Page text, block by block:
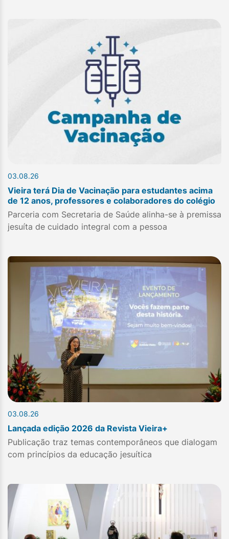
03.08.26
Vieira terá Dia de Vacinação para estudantes acima
de 12 anos, professores e colaboradores do colégio
Parceria com Secretaria de Saúde alinha-se à premissa
jesuíta de cuidado integral com a pessoa
03.08.26
Lançada edição 2026 da Revista Vieira+
Publicação traz temas contemporâneos que dialogam
com princípios da educação jesuítica